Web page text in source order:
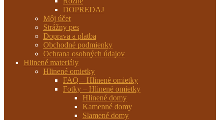
DOPREDAJ
Môj účet
Strážny pes
Doprava a platba
Obchodné podmienky
Ochrana osobných údajov
Hlinené materiály
Hlinené omietky
FAQ – Hlinené omietky
Fotky – Hlinené omietky
Hlinené domy
Kamenné domy
Slamené domy